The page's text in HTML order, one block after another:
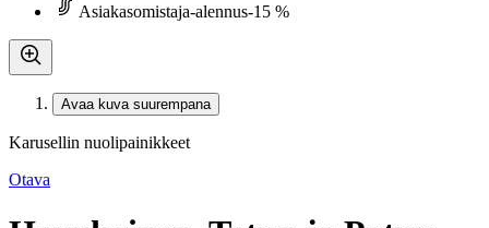
Asiakasomistaja-alennus-15 %
Avaa kuva suurempana
Karusellin nuolipainikkeet
Otava